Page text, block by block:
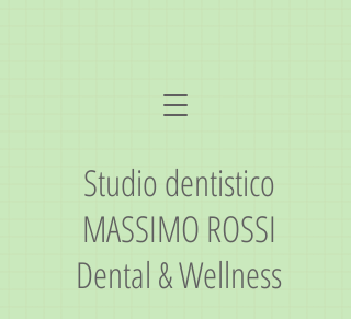
Studio dentistico
MASSIMO ROSSI
Dental & Wellness